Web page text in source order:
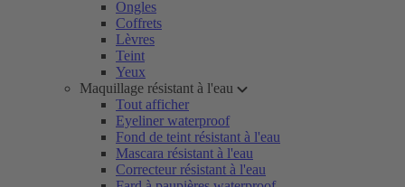
Ongles
Coffrets
Lèvres
Teint
Yeux
Maquillage résistant à l'eau
Tout afficher
Eyeliner waterproof
Fond de teint résistant à l'eau
Mascara résistant à l'eau
Correcteur résistant à l'eau